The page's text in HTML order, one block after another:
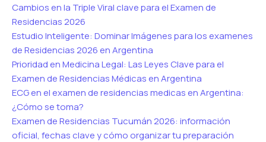
Cambios en la Triple Viral clave para el Examen de
Residencias 2026
Estudio Inteligente: Dominar Imágenes para los examenes
de Residencias 2026 en Argentina
Prioridad en Medicina Legal: Las Leyes Clave para el
Examen de Residencias Médicas en Argentina
ECG en el examen de residencias medicas en Argentina:
¿Cómo se toma?
Examen de Residencias Tucumán 2026: información
oficial, fechas clave y cómo organizar tu preparación